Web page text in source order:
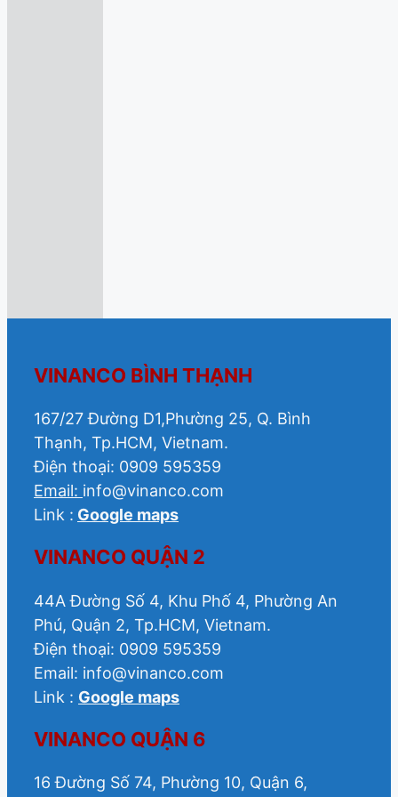
VINANCO BÌNH THẠNH
167/27 Đường D1,Phường 25, Q. Bình
Thạnh, Tp.HCM, Vietnam.
Điện thoại: 0909 595359
Email: info@vinanco.com
Link : Google maps
VINANCO QUẬN 2
44A Đường Số 4, Khu Phố 4, Phường An
Phú, Quận 2, Tp.HCM, Vietnam.
Điện thoại: 0909 595359
Email: info@vinanco.com
Link : Google maps
VINANCO QUẬN 6
16 Đường Số 74, Phường 10, Quận 6,